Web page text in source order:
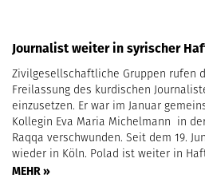
Journalist weiter in syrischer
Zivilgesellschaftliche Gruppen rufen
Freilassung des kurdischen
einzusetzen. Er war im Januar
Kollegin Eva Maria Michelmann in
Raqqa verschwunden. Seit dem 19.
wieder in Köln. Polad ist weiter in
MEHR »